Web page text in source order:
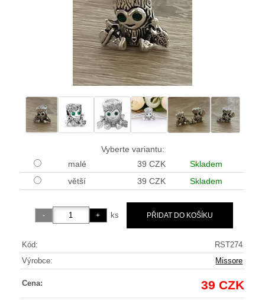
Vyberte variantu:
malé
39 CZK
Skladem
větší
39 CZK Skladem
ks
Kód:
RST274
Výrobce:
Missore
Cena: 39 CZK